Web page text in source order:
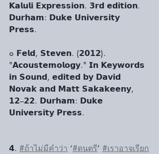
𝗞𝗮𝗹𝘂𝗹𝗶 𝗘𝘅𝗽𝗿𝗲𝘀𝘀𝗶𝗼𝗻. 𝟯𝗿𝗱 𝗲𝗱𝗶𝘁𝗶𝗼𝗻.
𝗗𝘂𝗿𝗵𝗮𝗺: 𝗗𝘂𝗸𝗲 𝗨𝗻𝗶𝘃𝗲𝗿𝘀𝗶𝘁𝘆
𝗣𝗿𝗲𝘀𝘀.
๐ 𝗙𝗲𝗹𝗱, 𝗦𝘁𝗲𝘃𝗲𝗻. (𝟮𝟬𝟭𝟮).
"𝗔𝗰𝗼𝘂𝘀𝘁𝗲𝗺𝗼𝗹𝗼𝗴𝘆." 𝗜𝗻 𝗞𝗲𝘆𝘄𝗼𝗿𝗱𝘀
𝗶𝗻 𝗦𝗼𝘂𝗻𝗱, 𝗲𝗱𝗶𝘁𝗲𝗱 𝗯𝘆 𝗗𝗮𝘃𝗶𝗱
𝗡𝗼𝘃𝗮𝗸 𝗮𝗻𝗱 𝗠𝗮𝘁𝘁 𝗦𝗮𝗸𝗮𝗸𝗲𝗲𝗻𝘆,
𝟭𝟮–𝟮𝟮. 𝗗𝘂𝗿𝗵𝗮𝗺: 𝗗𝘂𝗸𝗲
𝗨𝗻𝗶𝘃𝗲𝗿𝘀𝗶𝘁𝘆 𝗣𝗿𝗲𝘀𝘀.
𝟰. #ถ้าไม่มีคำว่า ‘#ดนตรี’ #เราอาจเรียก